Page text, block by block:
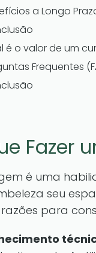
a Longo
é o valor de um
Frequentes
Fazer
é uma
seu
para